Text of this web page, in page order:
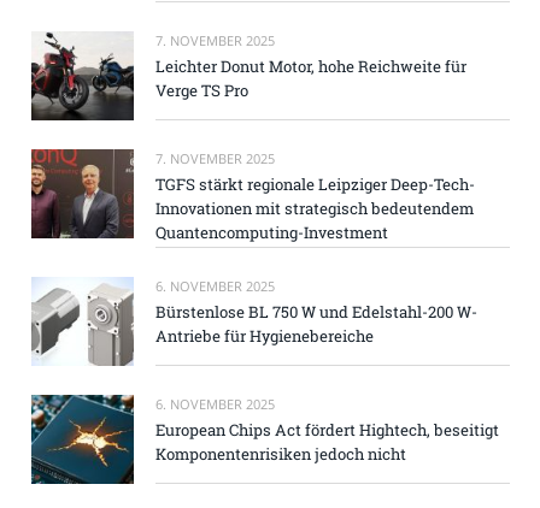
7. NOVEMBER 2025
Leichter Donut Motor, hohe Reichweite für
Verge TS Pro
7. NOVEMBER 2025
TGFS stärkt regionale Leipziger Deep-Tech-
Innovationen mit strategisch bedeutendem
Quantencomputing-Investment
6. NOVEMBER 2025
Bürstenlose BL 750 W und Edelstahl-200 W-
Antriebe für Hygienebereiche
6. NOVEMBER 2025
European Chips Act fördert Hightech, beseitigt
Komponentenrisiken jedoch nicht